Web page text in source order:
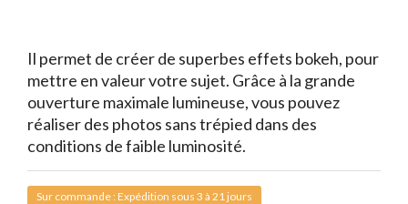
Il permet de créer de superbes effets bokeh, pour
mettre en valeur votre sujet. Grâce à la grande
ouverture maximale lumineuse, vous pouvez
réaliser des photos sans trépied dans des
conditions de faible luminosité.
Sur commande : Expédition sous 3 à 21 jours